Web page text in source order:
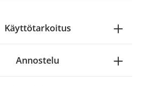
Käyttötarkoitus
Annostelu